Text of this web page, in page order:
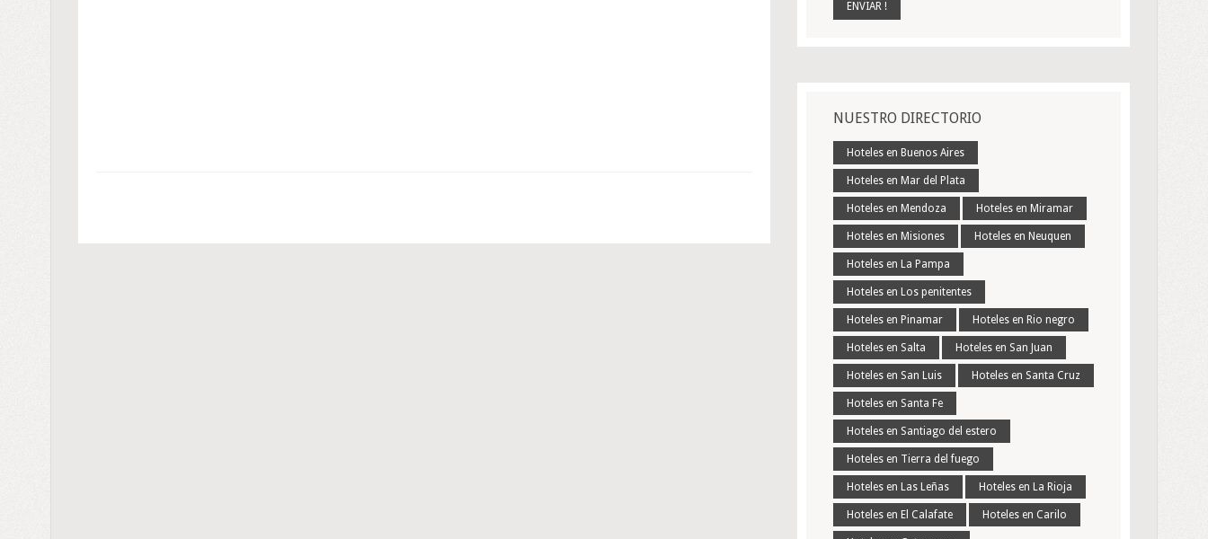
NUESTRO DIRECTORIO
Hoteles en Buenos Aires
Hoteles en Mar del Plata
Hoteles en Mendoza Hoteles en Miramar
Hoteles en Misiones Hoteles en Neuquen
Hoteles en La Pampa
Hoteles en Los penitentes
Hoteles en Pinamar Hoteles en Rio negro
Hoteles en Salta Hoteles en San Juan
Hoteles en San Luis Hoteles en Santa Cruz
Hoteles en Santa Fe
Hoteles en Santiago del estero
Hoteles en Tierra del fuego
Hoteles en Las Leñas Hoteles en La Rioja
Hoteles en El Calafate Hoteles en Carilo